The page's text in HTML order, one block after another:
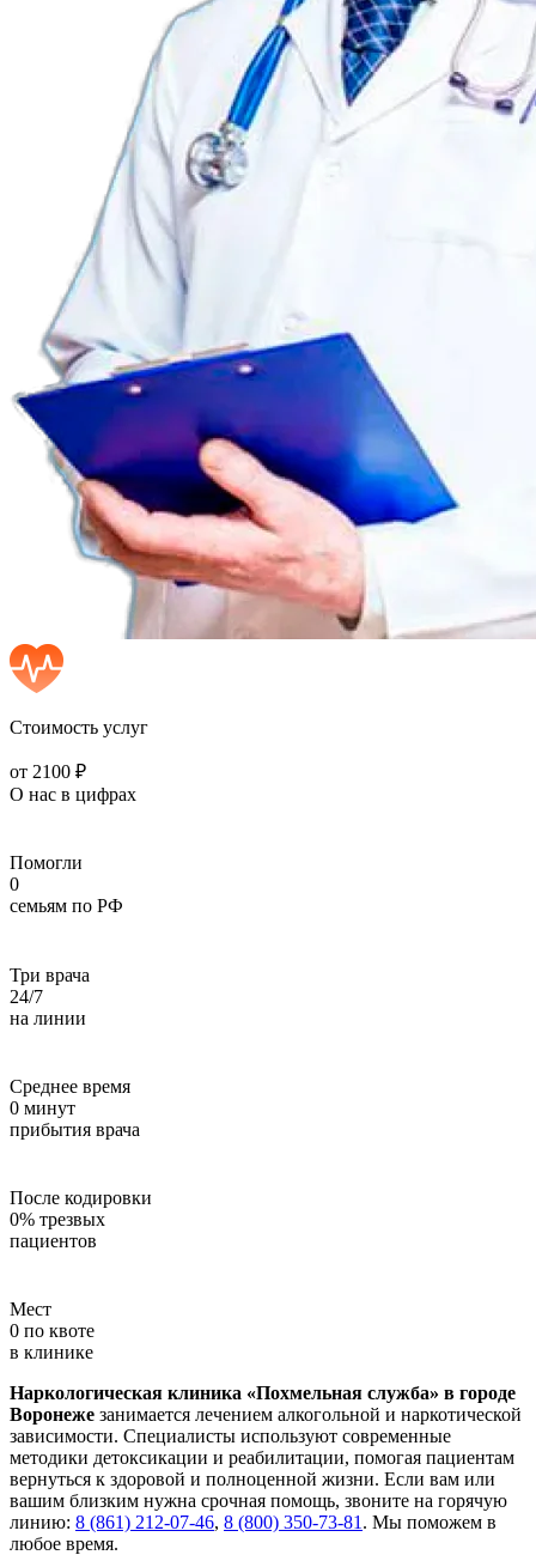
Стоимость услуг
от 2100 ₽
О нас в цифрах
Помогли
0
семьям по РФ
Три врача
24/7
на линии
Среднее время
0 минут
прибытия врача
После кодировки
0% трезвых
пациентов
Мест
0 по квоте
в клинике
Наркологическая клиника «Похмельная служба» в городе
Воронеже занимается лечением алкогольной и наркотической
зависимости. Специалисты используют современные
методики детоксикации и реабилитации, помогая пациентам
вернуться к здоровой и полноценной жизни. Если вам или
вашим близким нужна срочная помощь, звоните на горячую
линию: 8 (861) 212-07-46, 8 (800) 350-73-81 . Мы поможем в
любое время.